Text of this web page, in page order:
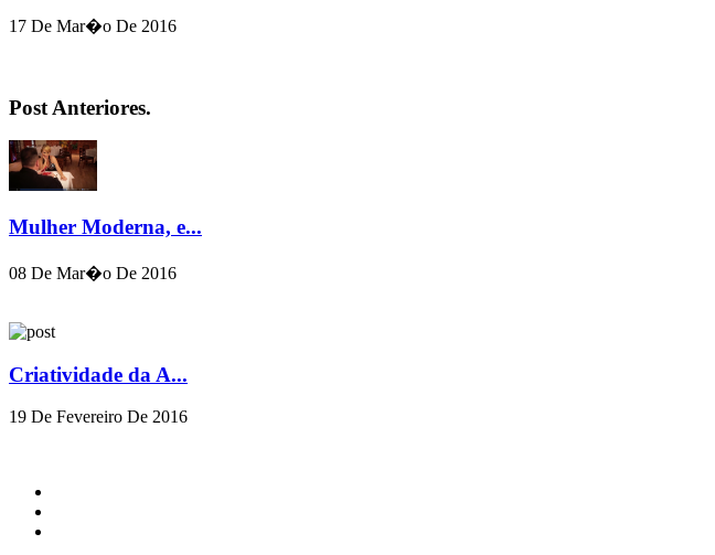
17 De Mar�o De 2016
Post Anteriores.
Mulher Moderna, e...
08 De Mar�o De 2016
Criatividade da A...
19 De Fevereiro De 2016